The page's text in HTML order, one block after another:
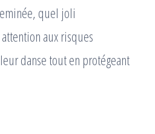
quel joli
aux risques
danse tout en protégeant